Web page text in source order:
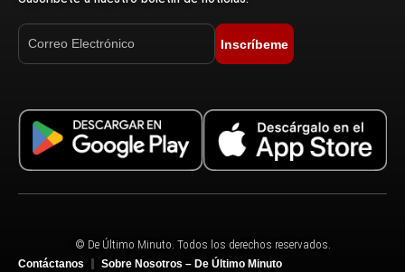
Inscríbeme
© De Último Minuto. Todos los derechos reservados.
Contáctanos
Sobre Nosotros – De Último Minuto